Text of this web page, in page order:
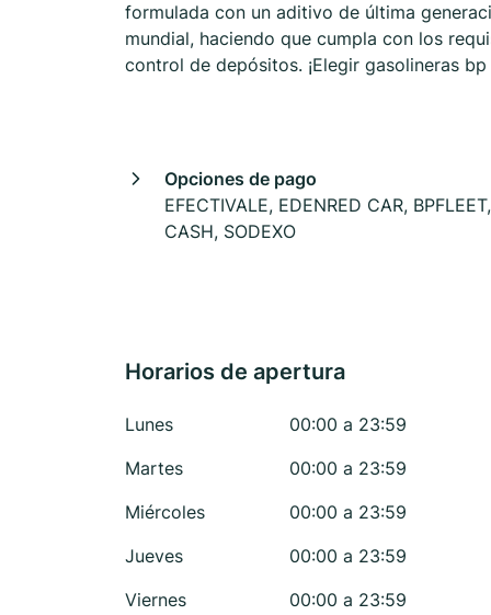
formulada con un aditivo de última
mundial, haciendo que cumpla con los
control de depósitos. ¡Elegir gasolineras
Opciones de pago
EFECTIVALE, EDENRED CAR, BPFLEET,
CASH, SODEXO
Horarios de apertura
Lunes
00:00 a 23:59
Martes
00:00 a 23:59
Miércoles
00:00 a 23:59
Jueves
00:00 a 23:59
Viernes
00:00 a 23:59